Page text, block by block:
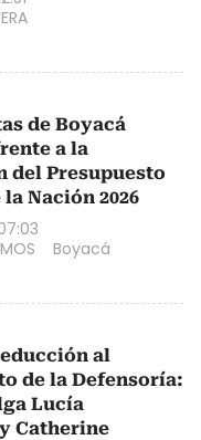
de Boyacá
a la
del Presupuesto
Nación 2026
Boyacá
al
de la Defensoría:
Lucía
Catherine